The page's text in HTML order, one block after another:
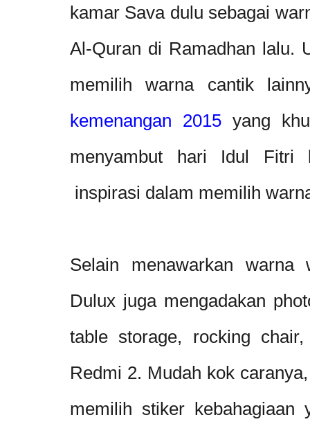
kamar Sava dulu sebagai
Al-Quran di Ramadhan lalu.
memilih warna cantik
kemenangan 2015yang
menyambut hari Idul Fitri
inspirasi dalam memilih
Selain menawarkan warna
Dulux juga mengadakan
table storage, rocking
Redmi 2. Mudah kok
memilih stiker kebahagiaan